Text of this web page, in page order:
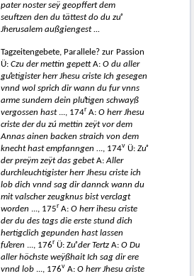
pater noster seÿ geopffert dem
seuftzen den du tättest do du zuͦ
Jherusalem außgiengest ...
Tagzeitengebete, Parallele? zur Passion
Ü: Czu der mettin gepettA: O du aller
guͦetigister herr Jhesu criste Ich gesegen
vnnd wol sprich dir wann du fur vnns
arme sundern dein pluͦtigen schwayß
vergossen hast..., 174r A: O herr Jhesu
criste der du zú mettin zeÿt vor dem
Annas ainen backen straich von dem
knecht hast empfanngen ..., 174v Ü: Zuͦ
der preÿm zeÿt das gebetA:Aller
durchleuchtigister herr Jhesu criste ich
lob dich vnnd sag dir dannck wann du
mit valscher zeugknus bist verclagt
worden ..., 175r A: O herr ihesu criste
der du des tags die erste stund dich
hertigclich gepunden hast lassen
fuͦeren ..., 176r Ü: Zuͦ der Tertz A: O Du
aller höchste weÿßhait Ich sag dir ere
vnnd lob ..., 176v A: O herr Jhesu criste